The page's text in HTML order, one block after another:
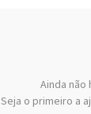
Ainda não
Seja o primeiro a